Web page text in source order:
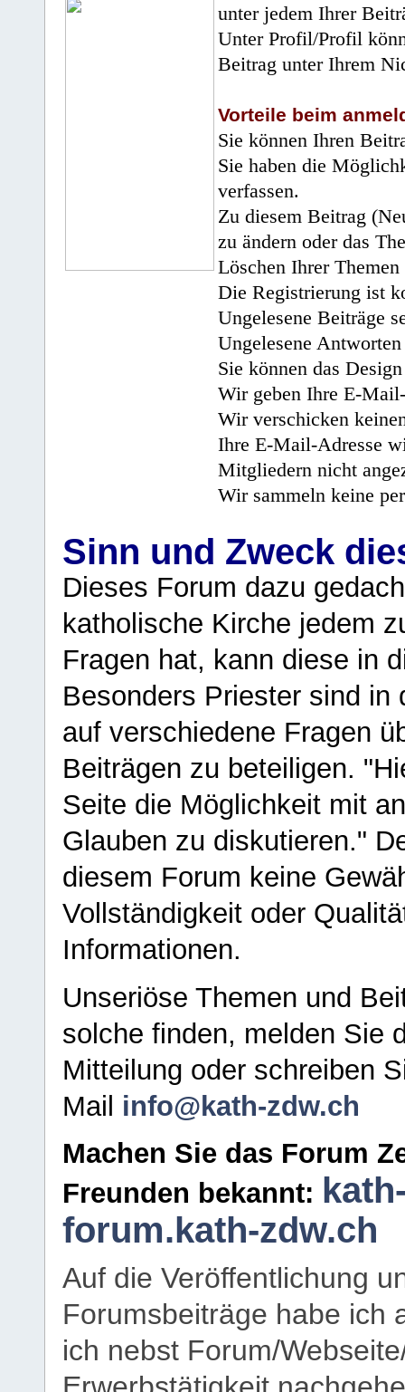
unter jedem Ihrer
Unter Profil/Profil
Beitrag unter Ihrem
Vorteile beim
Sie können Ihren
Sie haben die
verfassen.
Zu diesem Beitrag
zu ändern oder das
Löschen Ihrer
Die Registrierung ist
Ungelesene Beiträge
Ungelesene
Sie können das
Wir geben Ihre E-
Wir verschicken
Ihre E-Mail-Adresse
Mitgliedern nicht
Wir sammeln keine
Sinn und Zweck
Dieses Forum dazu
katholische Kirche jedem
Fragen hat, kann diese in
Besonders Priester sind in
auf verschiedene Fragen
Beiträgen zu beteiligen.
Seite die Möglichkeit mit
Glauben zu diskutieren."
diesem Forum keine
Vollständigkeit oder
Informationen.
Unseriöse Themen und
solche finden, melden Sie
Mitteilung oder schreiben
Mail info@kath-zdw.ch
Machen Sie das Forum
Freunden bekannt:
forum.kath-zdw.ch
Auf die Veröffentlichung
Forumsbeiträge habe ich
ich nebst Forum/